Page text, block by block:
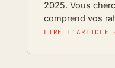
2025. Vous
comprend vos
LIRE L'ARTICLE